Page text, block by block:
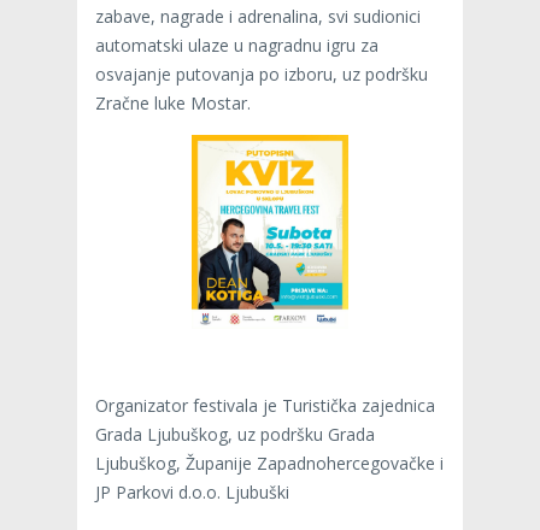
zabave, nagrade i adrenalina, svi sudionici
automatski ulaze u nagradnu igru za
osvajanje putovanja po izboru, uz podršku
Zračne luke Mostar.
Organizator festivala je Turistička zajednica
Grada Ljubuškog, uz podršku Grada
Ljubuškog, Županije Zapadnohercegovačke i
JP Parkovi d.o.o. Ljubuški